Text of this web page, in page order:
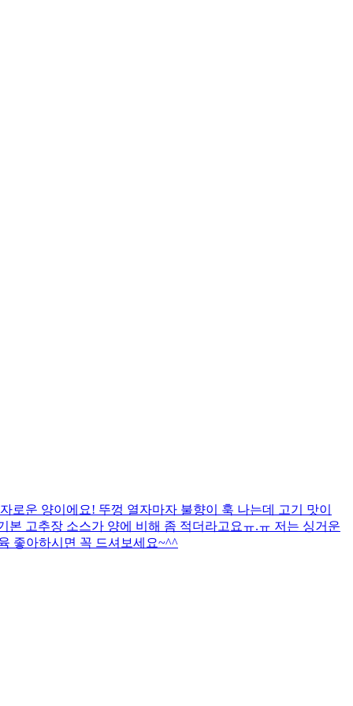
운 양이에요! 뚜껑 열자마자 불향이 훅 나는데 고기 맛이
고추장 소스가 양에 비해 좀 적더라고요ㅠ.ㅠ 저는 싱거운
좋아하시면 꼭 드셔보세요~^^